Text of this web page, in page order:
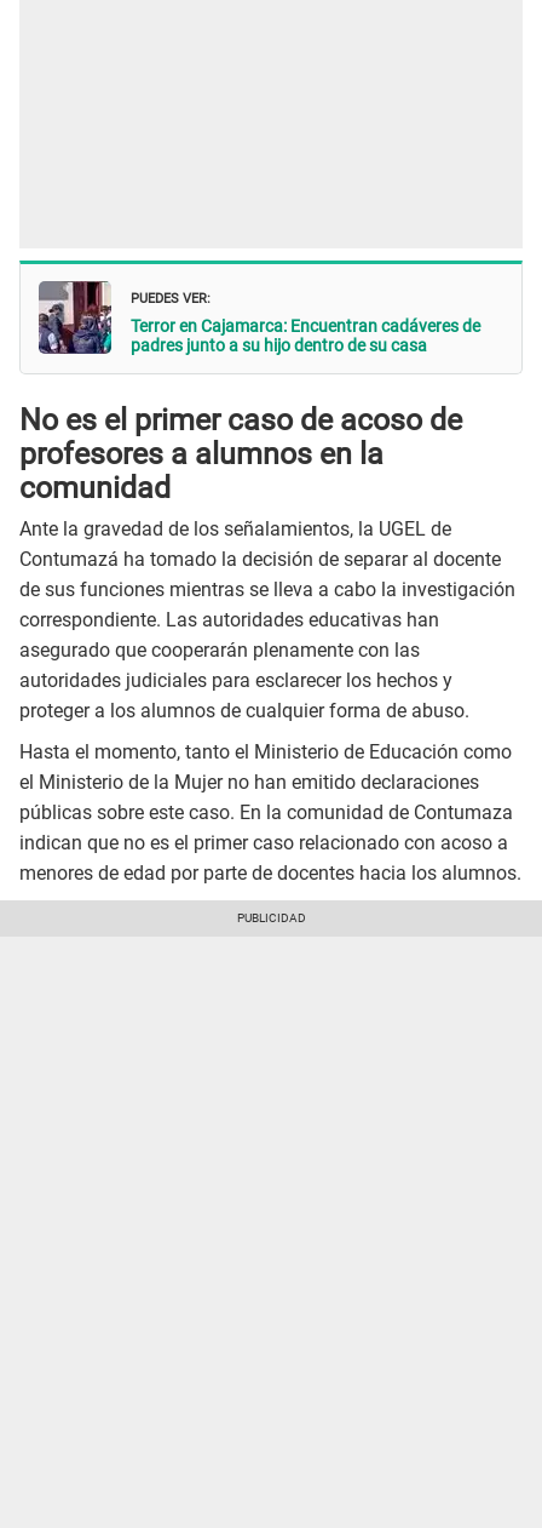
PUEDES VER:
Terror en Cajamarca: Encuentran cadáveres de
padres junto a su hijo dentro de su casa
No es el primer caso de acoso de
profesores a alumnos en la
comunidad
Ante la gravedad de los señalamientos, la UGEL de
Contumazá ha tomado la decisión de separar al docente
de sus funciones mientras se lleva a cabo la investigación
correspondiente. Las autoridades educativas han
asegurado que cooperarán plenamente con las
autoridades judiciales para esclarecer los hechos y
proteger a los alumnos de cualquier forma de abuso.
Hasta el momento, tanto el Ministerio de Educación como
el Ministerio de la Mujer no han emitido declaraciones
públicas sobre este caso. En la comunidad de Contumaza
indican que no es el primer caso relacionado con acoso a
menores de edad por parte de docentes hacia los alumnos.